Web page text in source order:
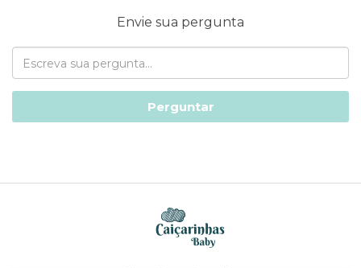
Envie sua pergunta
Perguntar